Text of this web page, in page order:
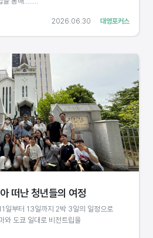
대영포커스
2026.06.30
떠난 청년들의 여정
일부터 13일까지 2박 3일의 일정으로
와 도쿄 일대로 비전트립을